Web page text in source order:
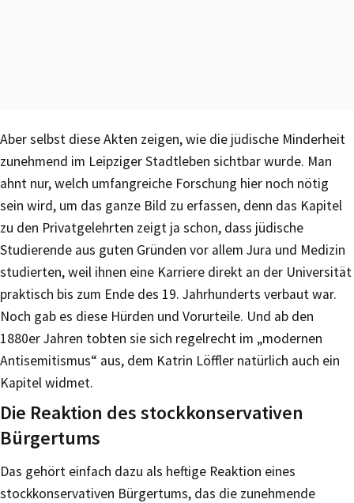
Aber selbst diese Akten zeigen, wie die jüdische Minderheit
zunehmend im Leipziger Stadtleben sichtbar wurde. Man
ahnt nur, welch umfangreiche Forschung hier noch nötig
sein wird, um das ganze Bild zu erfassen, denn das Kapitel
zu den Privatgelehrten zeigt ja schon, dass jüdische
Studierende aus guten Gründen vor allem Jura und Medizin
studierten, weil ihnen eine Karriere direkt an der Universität
praktisch bis zum Ende des 19. Jahrhunderts verbaut war.
Noch gab es diese Hürden und Vorurteile. Und ab den
1880er Jahren tobten sie sich regelrecht im „modernen
Antisemitismus“ aus, dem Katrin Löffler natürlich auch ein
Kapitel widmet.
Die Reaktion des stockkonservativen
Bürgertums
Das gehört einfach dazu als heftige Reaktion eines
stockkonservativen Bürgertums, das die zunehmende